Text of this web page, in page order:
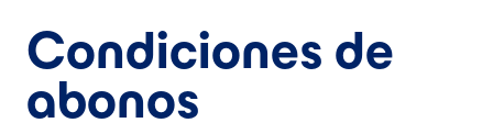
Condiciones de
abonos